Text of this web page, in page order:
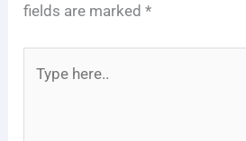
fields are marked*